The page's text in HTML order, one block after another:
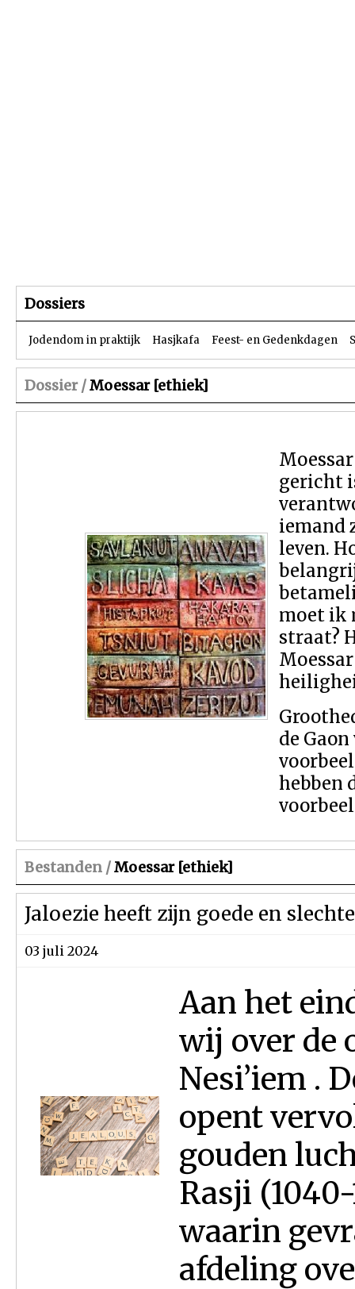
Dossiers
Jodendom in praktijk Hasjkafa Feest- en Gedenkdagen
Dossier /Moessar [ethiek]
gericht
iemand
leven.
moet ik
straat?
de
hebben
Bestanden /Moessar [ethiek]
Jaloezie heeft zijn goede en
03 juli 2024
Aan het
wij over de
Nesi’iem .
opent
gouden
Rasji
waarin
afdeling